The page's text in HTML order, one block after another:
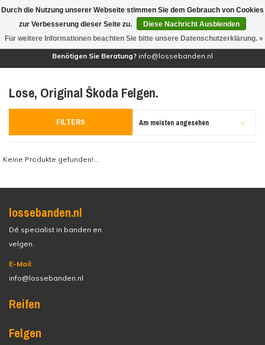
(0)
Benötigen Sie Beratung? info@lossebanden.nl
Lose, Original Škoda Felgen.
FILTERS Am meisten angesehen
Keine Produkte gefunden!...
lossebanden.nl
Dé specialist in banden en
velgen.
E-Mail:
info@lossebanden.nl
Reifen
Felgen
Durch die Nutzung unserer Webseite stimmen Sie dem Gebrauch von Cookies
zur Verbesserung dieser Seite zu.
Diese Nachricht Ausblenden
Für weitere Informationen beachten Sie bitte unsere Datenschutzerklärung. »